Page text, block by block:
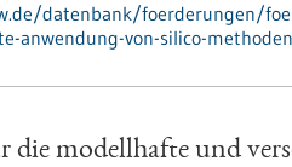
datenbank/foerderungen/
anwendung-von-silico-
die modellhafte und